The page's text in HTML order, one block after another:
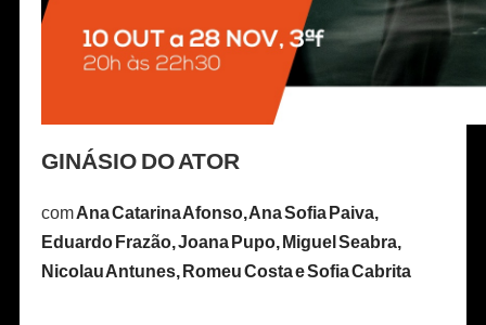
GINÁSIO DO ATOR
comAna Catarina Afonso, Ana Sofia Paiva,
Eduardo Frazão, Joana Pupo, Miguel Seabra,
Nicolau Antunes, Romeu Costa e Sofia Cabrita